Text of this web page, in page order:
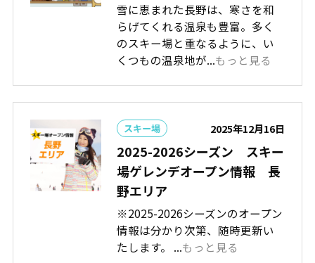
雪に恵まれた長野は、寒さを和
らげてくれる温泉も豊富。多く
のスキー場と重なるように、い
くつもの温泉地が...もっと見る
スキー場 2025年12月16日
2025-2026シーズン スキー
場ゲレンデオープン情報 長
野エリア
※2025-2026シーズンのオープン
情報は分かり次第、随時更新い
たします。 ...もっと見る